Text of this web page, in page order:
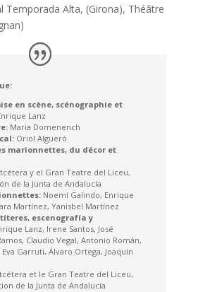
Temporada Alta, (Girona), Théâtre
en scène, scénographie et
Lanz
Maria Domenench
Oriol Algueró
marionnettes, du décor et
y el Gran Teatre del Liceu,
de la Junta de Andalucía
Noemí Galindo, Enrique
Martínez, Yanisbel Martínez
escenografía y
Lanz, Irene Santos, José
Claudio Vegal, Antonio Román,
Garruti, Álvaro Ortega, Joaquín
et le Gran Teatre del Liceu,
de la Junta de Andalucía